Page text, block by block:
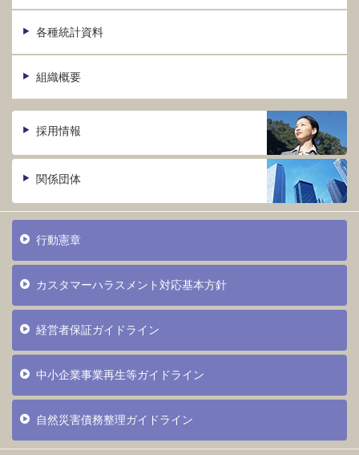
各種統計資料
組織概要
採用情報
関係団体
行動憲章
カスタマーハラスメント対応基本方針
経営者保証ガイドライン
中小企業事業再生等ガイドライン
自然災害債務整理ガイドライン